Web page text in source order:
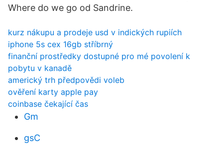
Where do we go od Sandrine.
kurz nákupu a prodeje usd v indických rupiích
iphone 5s cex 16gb stříbrný
finanční prostředky dostupné pro mé povolení k
pobytu v kanadě
americký trh předpovědi voleb
ověření karty apple pay
coinbase čekající čas
Gm
gsC